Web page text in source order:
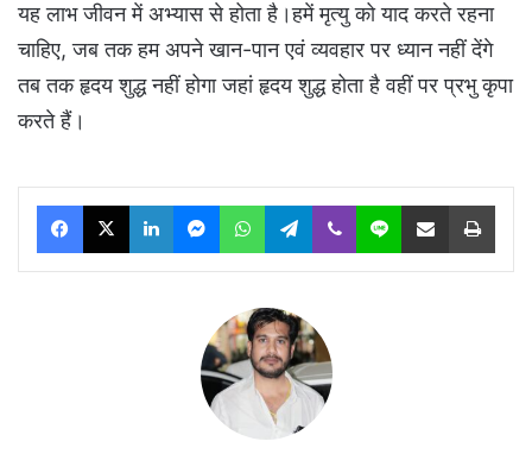
यह लाभ जीवन में अभ्यास से होता है।हमें मृत्यु को याद करते रहना
चाहिए, जब तक हम अपने खान-पान एवं व्यवहार पर ध्यान नहीं देंगे
तब तक हृदय शुद्ध नहीं होगा जहां हृदय शुद्ध होता है वहीं पर प्रभु कृपा
करते हैं।
Facebook
X LinkedInMessengerWhatsAppTelegram
Viber Line Share via Email Print